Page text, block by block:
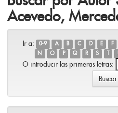
Acevedo,
Ir a: 0-9 A B C D E F
N
O P Q R S
O introducir las primeras letras: